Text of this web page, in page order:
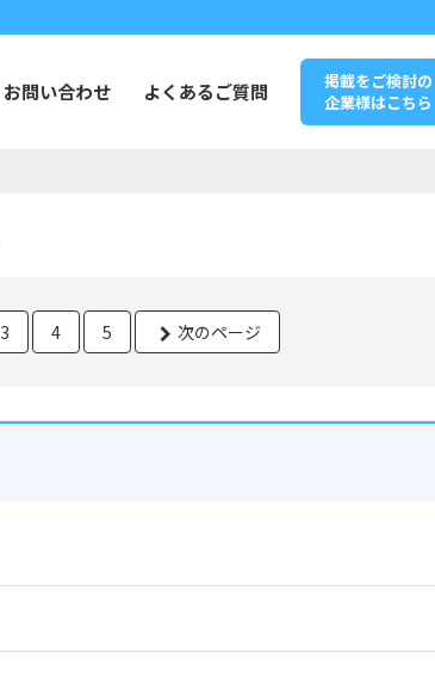
お問い合わせ よくあるご質問
掲載をご検討の
企業様はこちら
3 4 5 次のページ